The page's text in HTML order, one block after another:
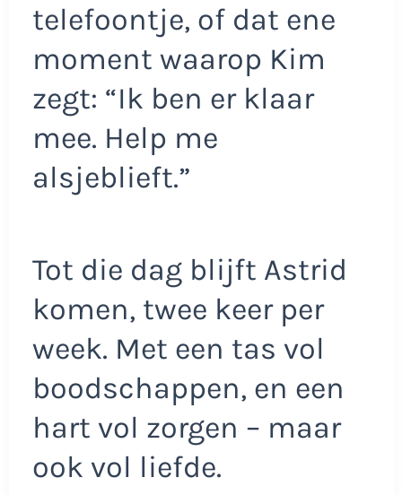
telefoontje, of dat ene
moment waarop Kim
zegt: “Ik ben er klaar
mee. Help me
alsjeblieft.”
Tot die dag blijft Astrid
komen, twee keer per
week. Met een tas vol
boodschappen, en een
hart vol zorgen – maar
ook vol liefde.